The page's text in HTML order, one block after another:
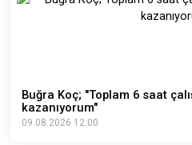
Buğra Koç; "Toplam 6 saat
kazanıyorum"
09.08.2026 12:00